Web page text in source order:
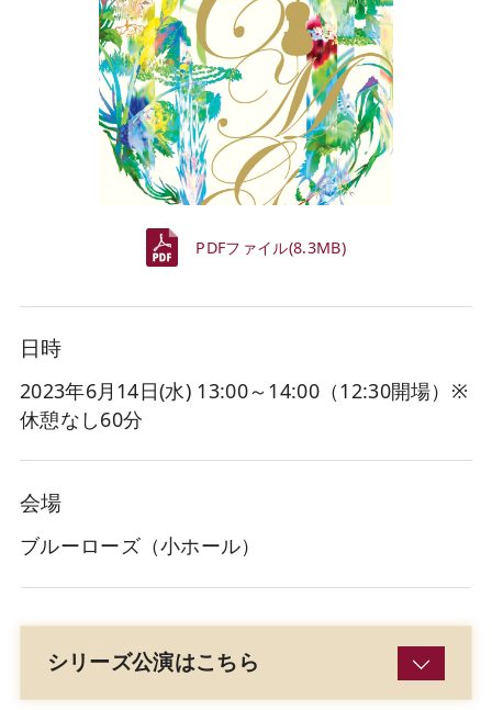
PDFファイル(8.3MB)
日時
2023年6月14日(水) 13:00～14:00（12:30開場）※
休憩なし60分
会場
ブルーローズ（小ホール）
シリーズ公演はこちら